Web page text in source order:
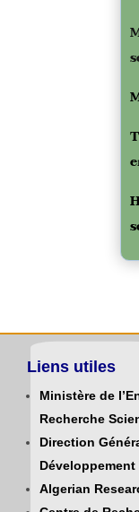
Liens utiles
Ministère de
Recherche
Direction
Algerian